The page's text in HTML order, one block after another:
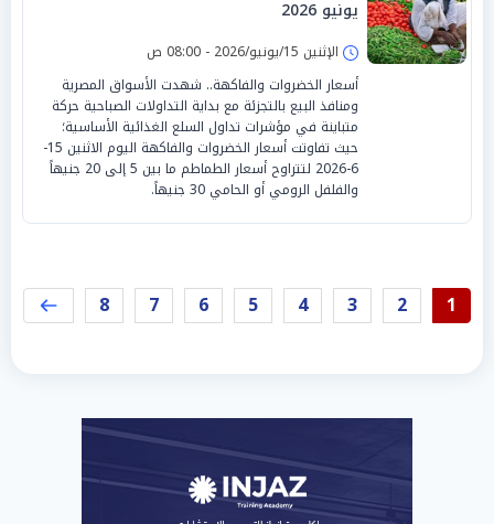
يونيو 2026
الإثنين 15/يونيو/2026 - 08:00 ص
أسعار الخضروات والفاكهة.. شهدت الأسواق المصرية
ومنافذ البيع بالتجزئة مع بداية التداولات الصباحية حركة
متباينة في مؤشرات تداول السلع الغذائية الأساسية؛
حيث تفاوتت أسعار الخضروات والفاكهة اليوم الاثنين 15-
6-2026 لتتراوح أسعار الطماطم ما بين 5 إلى 20 جنيهاً
والفلفل الرومي أو الحامي 30 جنيهاً.
1
2
3
4
5
6
7
8